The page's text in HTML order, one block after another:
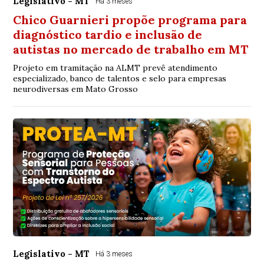
Chico Guarnieri propõe programa para
diagnóstico tardio e inclusão de
autistas no mercado de trabalho em MT
Projeto em tramitação na ALMT prevê atendimento
especializado, banco de talentos e selo para empresas
neurodiversas em Mato Grosso
Legislativo - MT Há 3 meses